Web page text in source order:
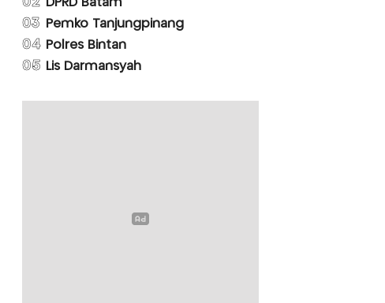
DPRD Batam
03 Pemko Tanjungpinang
04 Polres Bintan
05 Lis Darmansyah